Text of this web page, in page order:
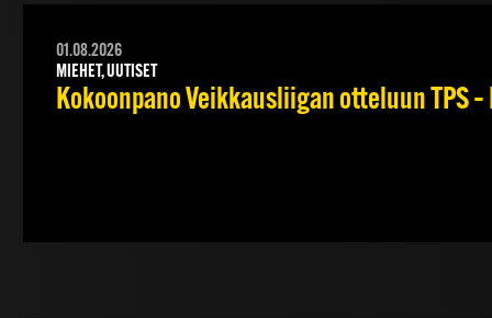
01.08.2026
MIEHET, UUTISET
Kokoonpano Veikkausliigan otteluun TPS